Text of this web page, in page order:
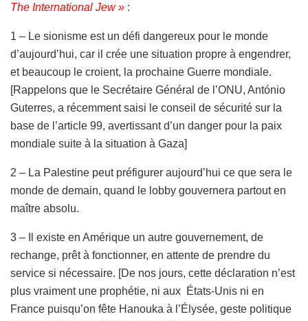
The International Jew » :
1 – Le sionisme est un défi dangereux pour le monde
d’aujourd’hui, car il crée une situation propre à engendrer,
et beaucoup le croient, la prochaine Guerre mondiale.
[Rappelons que le Secrétaire Général de l’ONU, António
Guterres, a récemment saisi le conseil de sécurité sur la
base de l’article 99, avertissant d’un danger pour la paix
mondiale suite à la situation à Gaza]
2 – La Palestine peut préfigurer aujourd’hui ce que sera le
monde de demain, quand le lobby gouvernera partout en
maître absolu.
3 – Il existe en Amérique un autre gouvernement, de
rechange, prêt à fonctionner, en attente de prendre du
service si nécessaire. [De nos jours, cette déclaration n’est
plus vraiment une prophétie, ni aux États-Unis ni en
France puisqu’on fête Hanouka à l’Élysée, geste politique